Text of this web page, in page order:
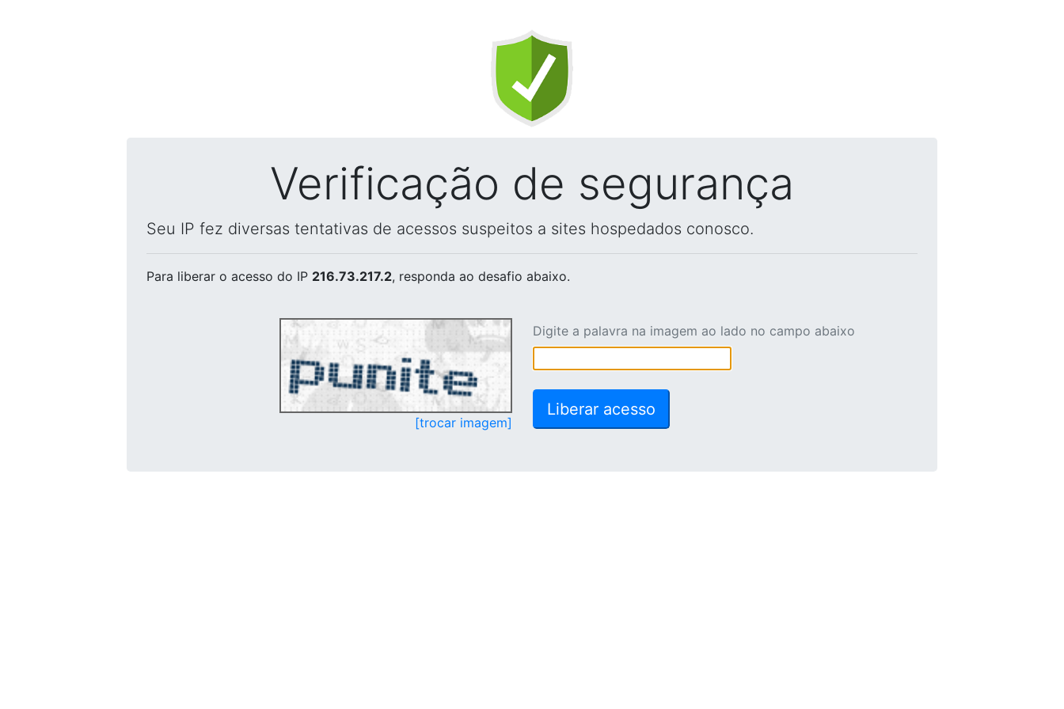
Verificação de segurança
Seu IP fez diversas tentativas de acessos suspeitos a sites hospedados conosco.
Para liberar o acesso do IP 216.73.217.2, responda ao desafio abaixo.
[trocar imagem]
Digite a palavra na imagem ao lado no campo abaixo